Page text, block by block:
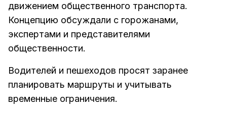
движением общественного транспорта.
Концепцию обсуждали с горожанами,
экспертами и представителями
общественности.
Водителей и пешеходов просят заранее
планировать маршруты и учитывать
временные ограничения.